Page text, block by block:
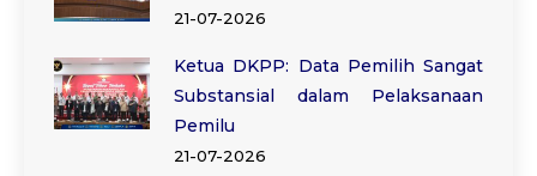
21-07-2026
Ketua DKPP: Data Pemilih Sangat
Substansial dalam Pelaksanaan
Pemilu
21-07-2026